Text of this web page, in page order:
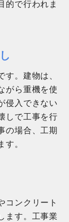
的で行われま
。建物は、
がら重機を使
侵入できない
しで工事を行
の場合、工期
。
コンクリート
ます。工事業